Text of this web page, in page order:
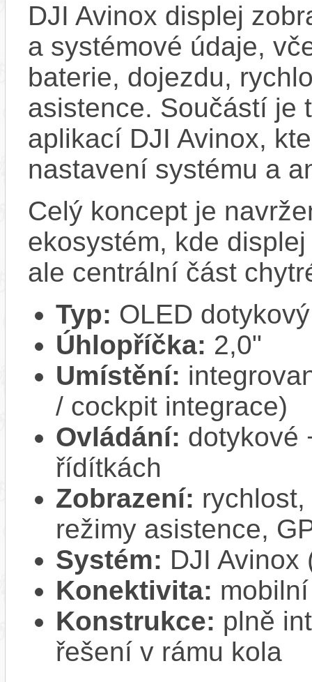
DJI Avinox displej
a systémové údaje,
baterie, dojezdu,
asistence. Součástí je
aplikací DJI Avinox,
nastavení systému a
Celý koncept je
ekosystém, kde
ale centrální část
Typ: OLED
Úhlopříčka: 2,0"
Umístění:
/ cockpit integrace)
Ovládání: dotykové
řídítkách
Zobrazení:
režimy asistence,
Systém: DJI Avinox
Konektivita:
Konstrukce: plně
řešení v rámu kola